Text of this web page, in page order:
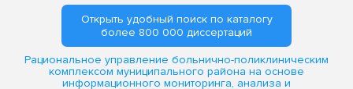
Открыть удобный поиск по каталогу
более 800 000 диссертаций
Рациональное управление больнично-поликлиническим
комплексом муниципального района на основе
информационного мониторинга, анализа и